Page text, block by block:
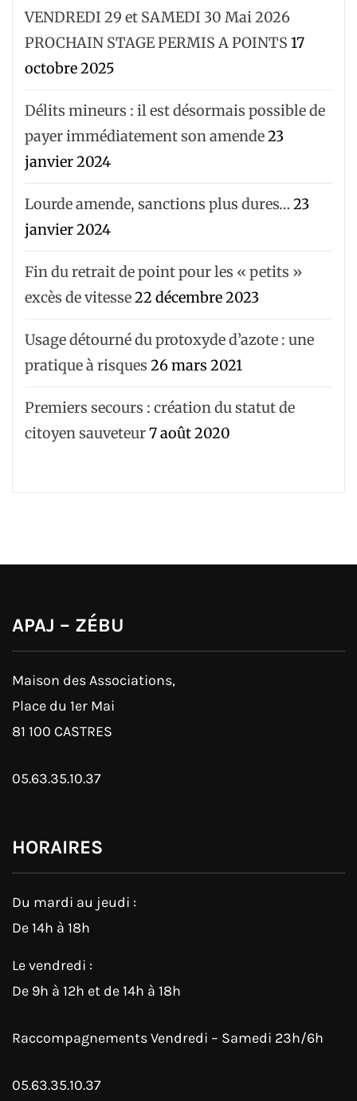
VENDREDI 29 et SAMEDI 30 Mai 2026
PROCHAIN STAGE PERMIS A POINTS 17
octobre 2025
Délits mineurs : il est désormais possible de
payer immédiatement son amende23
janvier 2024
Lourde amende, sanctions plus dures… 23
janvier 2024
Fin du retrait de point pour les « petits »
excès de vitesse22 décembre 2023
Usage détourné du protoxyde d’azote : une
pratique à risques 26 mars 2021
Premiers secours : création du statut de
citoyen sauveteur7 août 2020
APAJ – ZÉBU
Maison des Associations,
Place du 1er Mai
81 100 CASTRES
05.63.35.10.37
HORAIRES
Du mardi au jeudi :
De 14h à 18h
Le vendredi :
De 9h à 12h et de 14h à 18h
Raccompagnements Vendredi – Samedi 23h/6h
05.63.35.10.37